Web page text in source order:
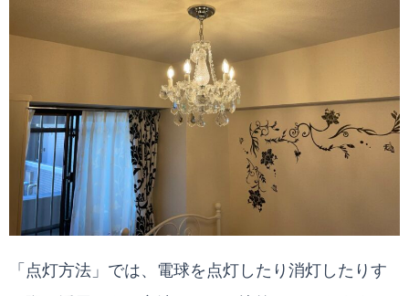
「点灯方法」では、電球を点灯したり消灯したりす